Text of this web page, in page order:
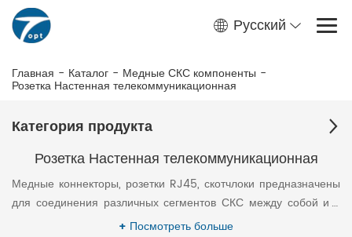
Русский
Главная - Каталог - Медные СКС компоненты -
Розетка Настенная телекоммуникационная
Категория продукта
Розетка Настенная телекоммуникационная
Медные коннекторы, розетки RJ45, скотчлоки предназначены
для соединения различных сегментов СКС между собой и с
сетевым оборудованием.+ Посмотреть больше